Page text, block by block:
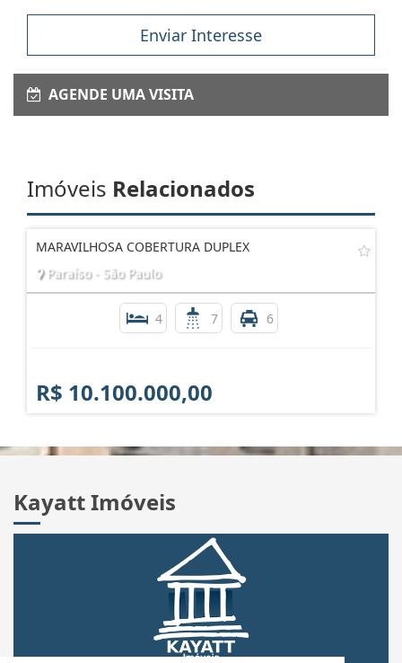
Enviar Interesse
AGENDE UMA VISITA
Imóveis Relacionados
MARAVILHOSA COBERTURA DUPLEX
Paraíso - São Paulo
4 7 6
R$ 10.100.000,00
Kayatt Imóveis